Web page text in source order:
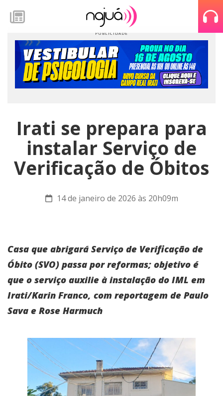
Irati se prepara para
instalar Serviço de
Verificação de Óbitos
14 de janeiro de 2026 às 20h09m
Casa que abrigará Serviço de Verificação de
Óbito (SVO) passa por reformas; objetivo é
que o serviço auxilie à instalação do IML em
Irati/Karin Franco, com reportagem de Paulo
Sava e Rose Harmuch